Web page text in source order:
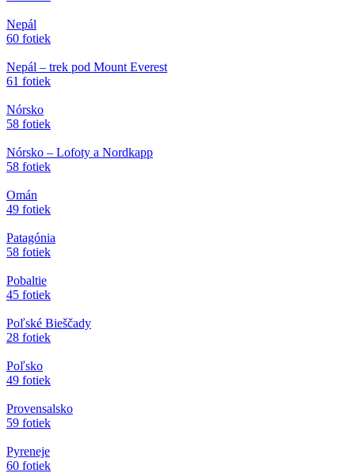
Nepál
60 fotiek
Nepál – trek pod Mount Everest
61 fotiek
Nórsko
58 fotiek
Nórsko – Lofoty a Nordkapp
58 fotiek
Omán
49 fotiek
Patagónia
58 fotiek
Pobaltie
45 fotiek
Poľské Bieščady
28 fotiek
Poľsko
49 fotiek
Provensalsko
59 fotiek
Pyreneje
60 fotiek